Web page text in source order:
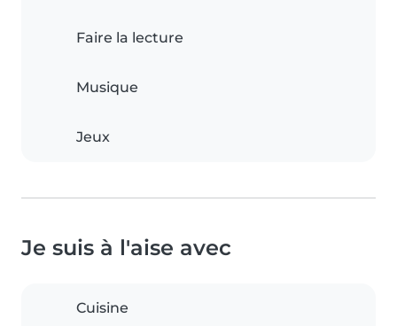
Faire la lecture
Musique
Jeux
Je suis à l'aise avec
Cuisine